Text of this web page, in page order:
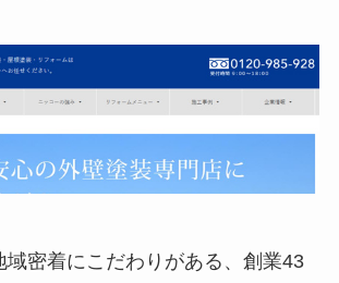
域密着にこだわりがある、創業43